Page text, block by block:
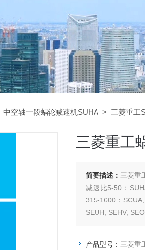
中空轴一段蜗轮减速机SUHA > 三菱重工
三菱重工
简要描述： 三菱重
减速比5-50：
315-1600：
SEUH, SEHV,
产品型号： 三菱重